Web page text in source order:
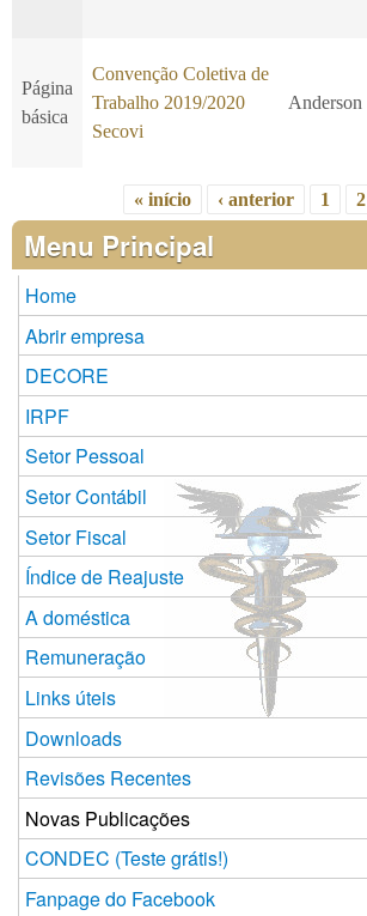
Página
básica
Convenção Coletiva de
Trabalho 2019/2020
Secovi
Anderson
Páginas
« início ‹ anterior 1 2
Menu Principal
Home
Abrir empresa
DECORE
IRPF
Setor Pessoal
Setor Contábil
Setor Fiscal
Índice de Reajuste
A doméstica
Remuneração
Links úteis
Downloads
Revisões Recentes
Novas Publicações
CONDEC (Teste grátis!)
Fanpage do Facebook